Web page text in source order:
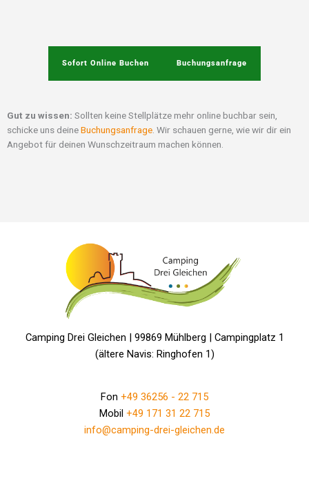
Sofort Online Buchen Buchungsanfrage
Gut zu wissen: Sollten keine Stellplätze mehr online buchbar sein,
schicke uns deineBuchungsanfrage . Wir schauen gerne, wie wir dir ein
Angebot für deinen Wunschzeitraum machen können.
Camping Drei Gleichen | 99869 Mühlberg | Campingplatz 1
(ältere Navis: Ringhofen 1)
Fon +49 36256 - 22 715
Mobil +49 171 31 22 715
info@camping-drei-gleichen.de